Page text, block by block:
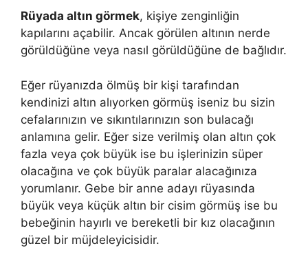
Rüyada altın görmek, kişiye zenginliğin
kapılarını açabilir. Ancak görülen altının nerde
görüldüğüne veya nasıl görüldüğüne de bağlıdır.
Eğer rüyanızda ölmüş bir kişi tarafından
kendinizi altın alıyorken görmüş iseniz bu sizin
cefalarınızın ve sıkıntılarınızın son bulacağı
anlamına gelir. Eğer size verilmiş olan altın çok
fazla veya çok büyük ise bu işlerinizin süper
olacağına ve çok büyük paralar alacağınıza
yorumlanır. Gebe bir anne adayı rüyasında
büyük veya küçük altın bir cisim görmüş ise bu
bebeğinin hayırlı ve bereketli bir kız olacağının
güzel bir müjdeleyicisidir.